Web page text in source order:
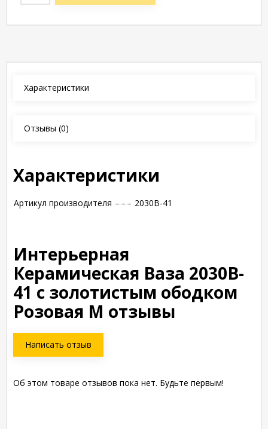
Характеристики
Отзывы (0)
Характеристики
Артикул производителя 2030B-41
Интерьерная
Керамическая Ваза 2030B-
41 с золотистым ободком
Розовая M отзывы
Написать отзыв
Об этом товаре отзывов пока нет. Будьте первым!